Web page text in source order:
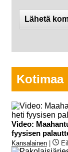
Kotimaa
Video:
fyysisen
Kansalainen